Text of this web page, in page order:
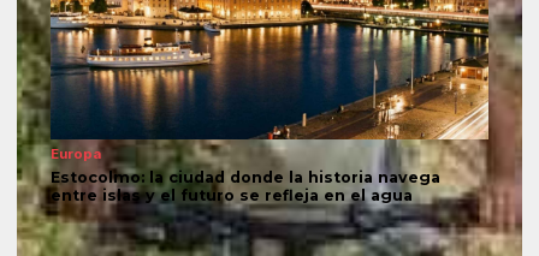
Europa
Estocolmo: la ciudad donde la historia navega
entre islas y el futuro se refleja en el agua